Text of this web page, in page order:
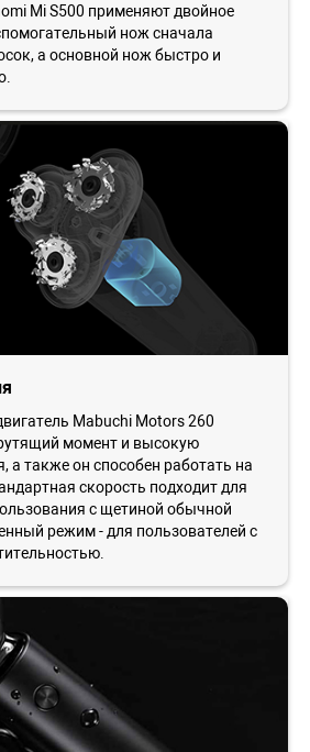
Mi S500 применяют двойное
нож сначала
а основной нож быстро и
Mabuchi Motors 260
момент и высокую
а также он способен работать на
скорость подходит для
с щетиной обычной
режим - для пользователей с